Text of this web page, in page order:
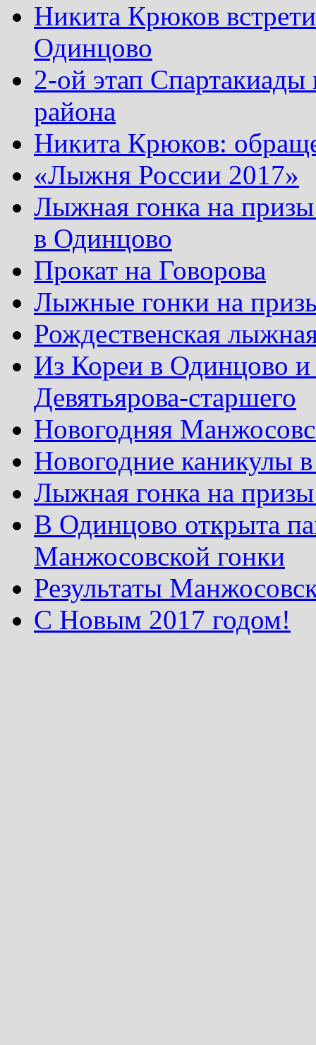
Никита Крюков
Одинцово
2-ой этап
района
Никита Крюков:
«Лыжня России 2017»
Лыжная гонка на
в Одинцово
Прокат на Говорова
Лыжные гонки на
Рождественская
Из Кореи в Одинцово
Девятьярова-старшего
Новогодняя
Новогодние каникулы
Лыжная гонка на
В Одинцово открыта
Манжосовской гонки
Результаты
С Новым 2017 годом!